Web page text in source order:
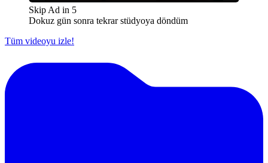
Skip Ad in 5
Dokuz gün sonra tekrar stüdyoya döndüm
Tüm videoyu izle!